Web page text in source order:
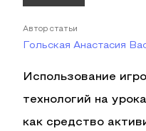
Автор статьи
Гольская Анастасия
Использование
технологий на
как средство